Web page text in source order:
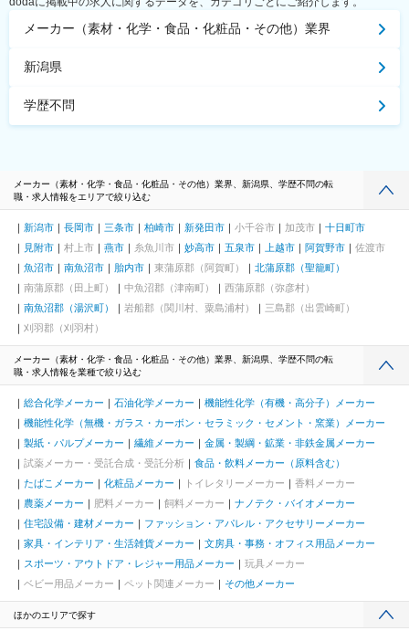
メーカー（素材・化学・食品・化粧品・その他）業界
新潟県
学歴不問
メーカー（素材・化学・食品・化粧品・その他）業界、新潟県、学歴不問の転
職・求人情報をエリアで絞り込む
新潟市 長岡市 三条市 柏崎市 新発田市 小千谷市 加茂市
十日町市
見附市
村上市 燕市 糸魚川市 妙高市 五泉市 上越市 阿賀野市
佐渡市
魚沼市
南魚沼市 胎内市 東蒲原郡（阿賀町）
北蒲原郡（聖籠町）
南蒲原郡（田上町）
中魚沼郡（津南町）
西蒲原郡（弥彦村）
南魚沼郡（湯沢町）
岩船郡（関川村、粟島浦村）
三島郡（出雲崎町）
刈羽郡（刈羽村）
メーカー（素材・化学・食品・化粧品・その他）業界、新潟県、学歴不問の転
職・求人情報を業種で絞り込む
総合化学メーカー 石油化学メーカー
機能性化学（有機・高分子）メーカー
機能性化学（無機・ガラス・カーボン・セラミック・セメント・窯業）メーカー
製紙・パルプメーカー
繊維メーカー
金属・製綱・鉱業・非鉄金属メーカー
試薬メーカー・受託合成・受託分析
食品・飲料メーカー（原料含む）
たばこメーカー
化粧品メーカー トイレタリーメーカー
香料メーカー
農薬メーカー
肥料メーカー 飼料メーカー
ナノテク・バイオメーカー
住宅設備・建材メーカー
ファッション・アパレル・アクセサリーメーカー
家具・インテリア・生活雑貨メーカー
文房具・事務・オフィス用品メーカー
スポーツ・アウトドア・レジャー用品メーカー
玩具メーカー
ベビー用品メーカー
ペット関連メーカー その他メーカー
ほかのエリアで探す